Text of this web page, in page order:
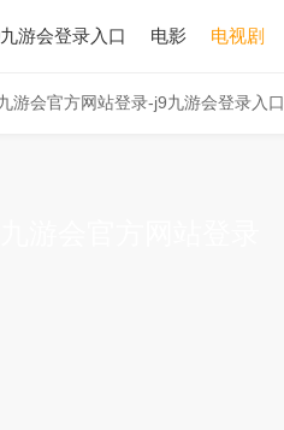
游会登录入口 电影 电视剧
游会官方网站登录-j9九游会登录入口